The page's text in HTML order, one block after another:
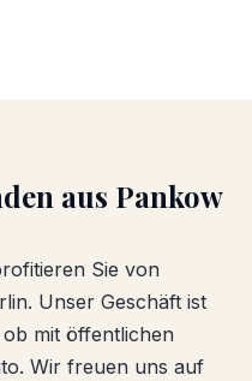
aus Pankow
Sie von
Unser Geschäft ist
mit öffentlichen
Wir freuen uns auf